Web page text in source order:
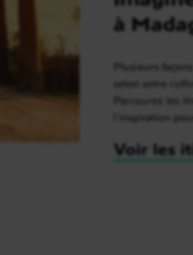
à
Plusieurs
selon votre
Parcourez les
l’inspiration
Voir les